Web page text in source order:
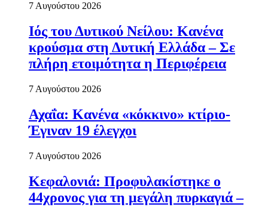
7 Αυγούστου 2026
Ιός του Δυτικού Νείλου: Κανένα
κρούσμα στη Δυτική Ελλάδα – Σε
πλήρη ετοιμότητα η Περιφέρεια
7 Αυγούστου 2026
Αχαΐα: Κανένα «κόκκινο» κτίριο-
Έγιναν 19 έλεγχοι
7 Αυγούστου 2026
Κεφαλονιά: Προφυλακίστηκε ο
44χρονος για τη μεγάλη πυρκαγιά –